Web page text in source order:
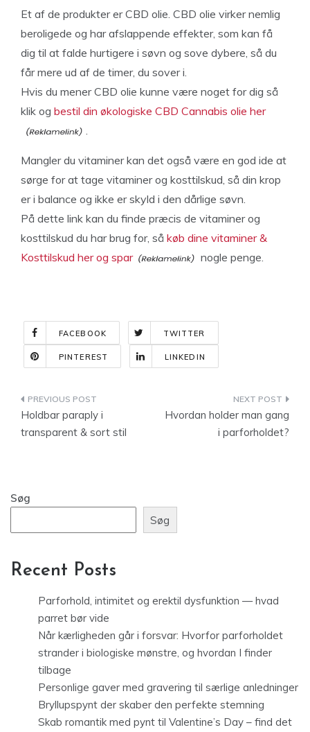
Et af de produkter er CBD olie. CBD olie virker nemlig
beroligede og har afslappende effekter, som kan få
dig til at falde hurtigere i søvn og sove dybere, så du
får mere ud af de timer, du sover i.
Hvis du mener CBD olie kunne være noget for dig så
klik og bestil din økologiske CBD Cannabis olie her
.
Mangler du vitaminer kan det også være en god ide at
sørge for at tage vitaminer og kosttilskud, så din krop
er i balance og ikke er skyld i den dårlige søvn.
På dette link kan du finde præcis de vitaminer og
kosttilskud du har brug for, så køb dine vitaminer &
Kosttilskud her og spar
nogle penge.
FACEBOOK TWITTER
PINTEREST LINKEDIN
Indlægsnavigation
Holdbar paraply i
transparent & sort stil
Hvordan holder man gang
i parforholdet?
Søg
Søg
Recent Posts
Parforhold, intimitet og erektil dysfunktion — hvad
parret bør vide
Når kærligheden går i forsvar: Hvorfor parforholdet
strander i biologiske mønstre, og hvordan I finder
tilbage
Personlige gaver med gravering til særlige anledninger
Bryllupspynt der skaber den perfekte stemning
Skab romantik med pynt til Valentine’s Day – find det